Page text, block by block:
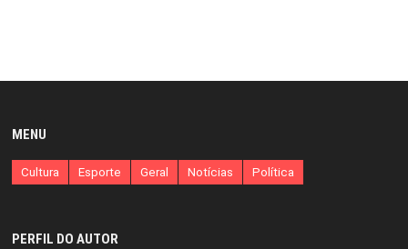
MENU
Cultura Esporte Geral Notícias Política
PERFIL DO AUTOR